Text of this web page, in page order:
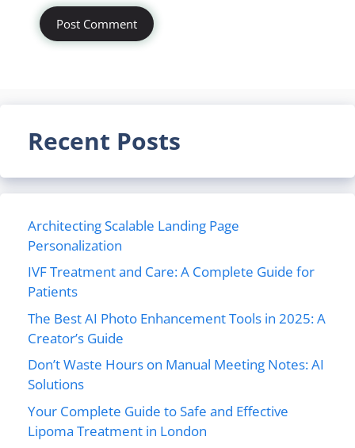
Recent Posts
Architecting Scalable Landing Page
Personalization
IVF Treatment and Care: A Complete Guide for
Patients
The Best AI Photo Enhancement Tools in 2025: A
Creator’s Guide
Don’t Waste Hours on Manual Meeting Notes: AI
Solutions
Your Complete Guide to Safe and Effective
Lipoma Treatment in London